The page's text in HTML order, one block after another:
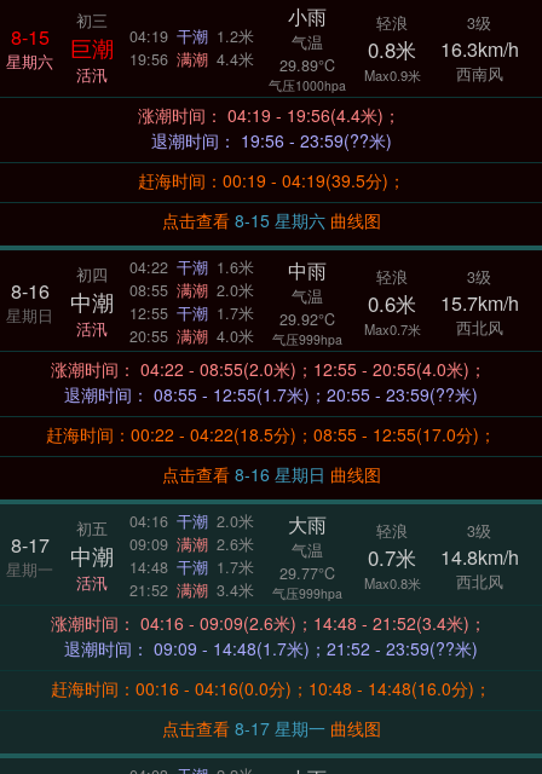
8-15
星期六
初三
巨潮
活汛
04:19 干潮 1.2米
19:56 满潮 4.4米
小雨
气温
29.89°C
气压1000hpa
轻浪
0.8米
Max0.9米
3级
16.3km/h
西南风
涨潮时间： 04:19 - 19:56(4.4米)；
退潮时间： 19:56 - 23:59(??米)
赶海时间：00:19 - 04:19(39.5分)；
点击查看
8-15 星期六 曲线图
8-16
星期日
初四
中潮
活汛
04:22 干潮 1.6米
08:55 满潮 2.0米
12:55 干潮 1.7米
20:55 满潮 4.0米
中雨
气温
29.92°C
气压999hpa
轻浪
0.6米
Max0.7米
3级
15.7km/h
西北风
涨潮时间： 04:22 - 08:55(2.0米)；12:55 - 20:55(4.0米)；
退潮时间： 08:55 - 12:55(1.7米)；20:55 - 23:59(??米)
赶海时间：00:22 - 04:22(18.5分)；08:55 - 12:55(17.0分)；
点击查看
8-16 星期日 曲线图
8-17
星期一
初五
中潮
活汛
04:16 干潮 2.0米
09:09 满潮 2.6米
14:48 干潮 1.7米
21:52 满潮 3.4米
大雨
气温
29.77°C
气压999hpa
轻浪
0.7米
Max0.8米
3级
14.8km/h
西北风
涨潮时间： 04:16 - 09:09(2.6米)；14:48 - 21:52(3.4米)；
退潮时间： 09:09 - 14:48(1.7米)；21:52 - 23:59(??米)
赶海时间：00:16 - 04:16(0.0分)；10:48 - 14:48(16.0分)；
点击查看
8-17 星期一 曲线图